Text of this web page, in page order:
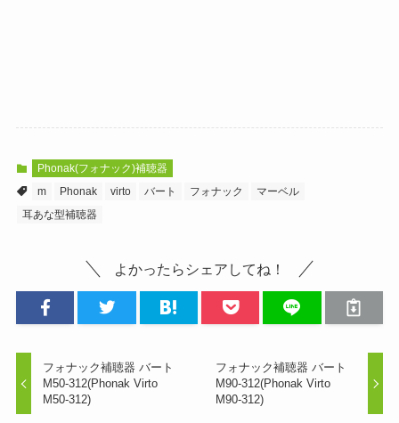
Phonak(フォナック)補聴器
m
Phonak virto バート フォナック
マーベル
耳あな型補聴器
よかったらシェアしてね！
フォナック補聴器 バート
M50-312(Phonak Virto
M50-312)
フォナック補聴器 バート
M90-312(Phonak Virto
M90-312)